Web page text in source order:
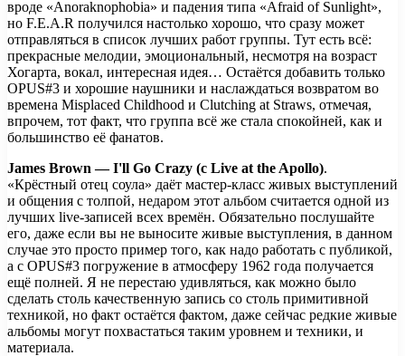
вроде «Anoraknophobia» и падения типа «Afraid of Sunlight»,
но F.E.A.R получился настолько хорошо, что сразу может
отправляться в список лучших работ группы. Тут есть всё:
прекрасные мелодии, эмоциональный, несмотря на возраст
Хогарта, вокал, интересная идея… Остаётся добавить только
OPUS#3 и хорошие наушники и наслаждаться возвратом во
времена Misplaced Childhood и Clutching at Straws, отмечая,
впрочем, тот факт, что группа всё же стала спокойней, как и
большинство её фанатов.
James Brown — I'll Go Crazy (с Live at the Apollo).
«Крёстный отец соула» даёт мастер-класс живых выступлений
и общения с толпой, недаром этот альбом считается одной из
лучших live-записей всех времён. Обязательно послушайте
его, даже если вы не выносите живые выступления, в данном
случае это просто пример того, как надо работать с публикой,
а с OPUS#3 погружение в атмосферу 1962 года получается
ещё полней. Я не перестаю удивляться, как можно было
сделать столь качественную запись со столь примитивной
техникой, но факт остаётся фактом, даже сейчас редкие живые
альбомы могут похвастаться таким уровнем и техники, и
материала.